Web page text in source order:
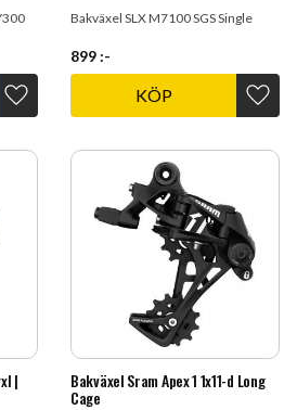
Lägg till i favoriter
Bakväxel SLX M7100 SGS Single
899 :-
KÖP
| Bakväxel Sram Apex 1 1x11-d Long
Cage